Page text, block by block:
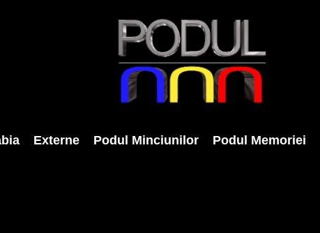
Externe Podul Minciunilor Podul Memoriei